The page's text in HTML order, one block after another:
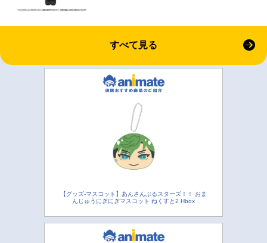
すべて見る
【グッズ-マスコット】あんさんぶるスターズ！！ おま
んじゅうにぎにぎマスコット ねくすと2 Hbox